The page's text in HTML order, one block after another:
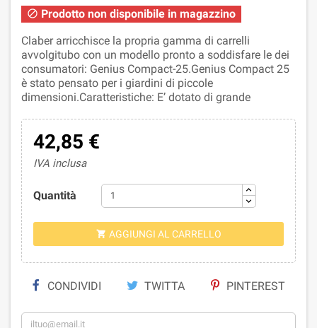
 Prodotto non disponibile in magazzino
Claber arricchisce la propria gamma di carrelli
avvolgitubo con un modello pronto a soddisfare le dei
consumatori: Genius Compact-25.Genius Compact 25
è stato pensato per i giardini di piccole
dimensioni.Caratteristiche: E’ dotato di grande
42,85 €
IVA inclusa
Quantità
 AGGIUNGI AL CARRELLO
CONDIVIDI TWITTA PINTEREST